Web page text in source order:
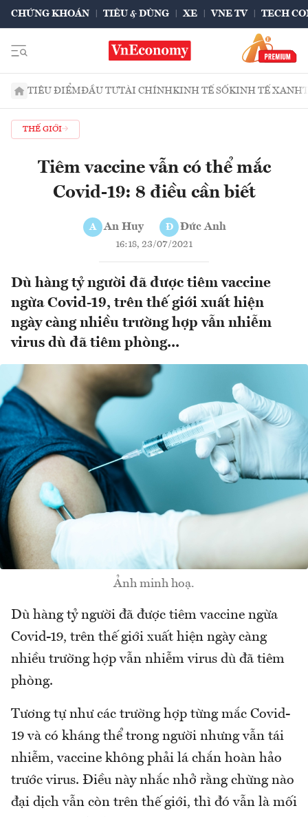
CHỨNG KHOÁN TIÊU & DÙNG XE VNE TV TECH
TIÊU ĐIỂMĐẦU TƯTÀI CHÍNHKINH TẾ SỐKINH TẾ XANH
THẾ GIỚI
Tiêm vaccine vẫn có thể mắc
Covid-19: 8 điều cần biết
A An Huy Đ Đức Anh
16:18, 23/07/2021
Dù hàng tỷ người đã được tiêm vaccine
ngừa Covid-19, trên thế giới xuất hiện
ngày càng nhiều trường hợp vẫn nhiễm
virus dù đã tiêm phòng...
Ảnh minh hoạ.
Dù hàng tỷ người đã được tiêm vaccine ngừa
Covid-19, trên thế giới xuất hiện ngày càng
nhiều trường hợp vẫn nhiễm virus dù đã tiêm
phòng.
Tương tự như các trường hợp từng mắc Covid-
19 và có kháng thể trong người nhưng vẫn tái
nhiễm, vaccine không phải lá chắn hoàn hảo
trước virus. Điều này nhắc nhở rằng chừng nào
đại dịch vẫn còn trên thế giới, thì đó vẫn là mối